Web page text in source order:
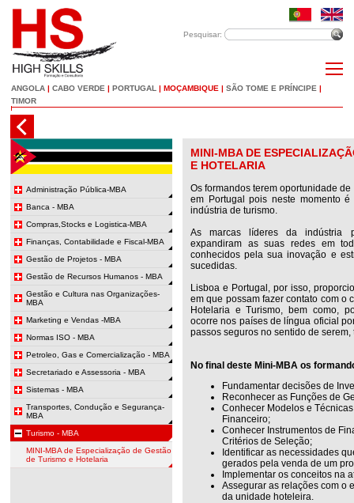
Pesquisar:
ANGOLA | CABO VERDE | PORTUGAL | MOÇAMBIQUE | SÃO TOME E PRÍNCIPE |
TIMOR
Administração Pública-MBA
Banca - MBA
Compras,Stocks e Logistica-MBA
Finanças, Contabilidade e Fiscal-MBA
Gestão de Projetos - MBA
Gestão de Recursos Humanos - MBA
Gestão e Cultura nas Organizações-
MBA
Marketing e Vendas -MBA
Normas ISO - MBA
Petroleo, Gas e Comercialização - MBA
Secretariado e Assessoria - MBA
Sistemas - MBA
Transportes, Condução e Segurança-
MBA
Turismo - MBA
MINI-MBA de Especialização de Gestão
de Turismo e Hotelaria
MINI-MBA DE
E HOTELARIA
Os formandos terem oportunidade
em Portugal pois neste momento
indústria de turismo.
As marcas líderes da indústria
expandiram as suas redes em
conhecidos pela sua inovação e
sucedidas.
Lisboa e Portugal, por isso,
em que possam fazer contato com o
Hotelaria e Turismo, bem como,
ocorre nos países de língua oficial
passos seguros no sentido de
No final deste Mini-MBA os
Fundamentar decisões de
Reconhecer as Funções de
Conhecer Modelos e
Financeiro;
Conhecer Instrumentos de
Critérios de Seleção;
Identificar as necessidades
gerados pela venda de um
Implementar os conceitos na
Assegurar as relações com o
da unidade hoteleira.